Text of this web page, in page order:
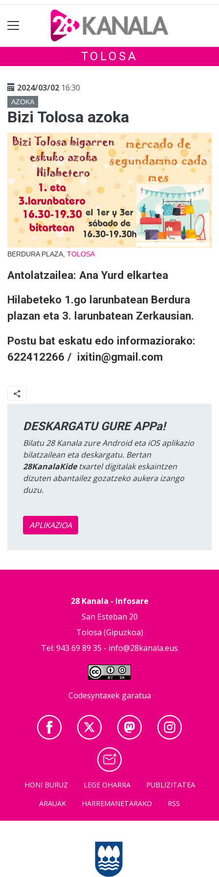
TOLOSA
2024/03/02 16:30
AZOKA
Bizi Tolosa azoka
BERDURA PLAZA, TOLOSA
Antolatzailea: Ana Yurd elkartea
Hilabeteko 1.go larunbatean Berdura
plazan eta 3. larunbatean Zerkausian.
Postu bat eskatu edo informaziorako:
622412266 / ixitin@gmail.com
DESKARGATU GURE APPa!
Bilatu 28 Kanala zure Android eta iOS aplikazio
bilatzailean eta deskargatu. Bertan
28KanalaKidetxartel digitalak eskaintzen
dizuten abantailez gozatzeko aukera izango
duzu.
APLIKAZIOA
28 Kanala - Infosare
San Esteban 20
Tolosa (Gipuzkoa)
Tel: 943 69 89 35 - info@28kanala.eus
Codesyntaxek garatua
HONI BURUZ LEGE OHARRA
PUBLIZITATEA
ARAUAK
HARREMANETARAKO RSS